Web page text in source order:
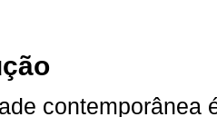
contemporânea